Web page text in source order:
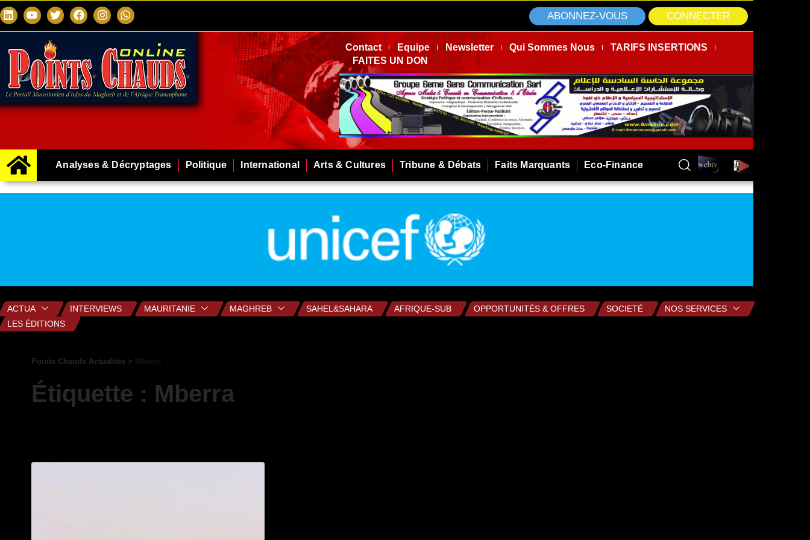
ABONNEZ-VOUS CONNECTER
Contact Equipe Newsletter Qui Sommes Nous
TARIFS INSERTIONS
FAITES UN DON
Analyses & Décryptages Politique International Arts & Cultures Tribune & Débats Faits Marquants Eco-Finance
ACTUA INTERVIEWS MAURITANIE MAGHREB SAHEL&SAHARA AFRIQUE-SUB OPPORTUNITÉS & OFFRES SOCIETÉ
NOS SERVICES
LES ÉDITIONS
Points Chauds Actualités >
Étiquette : Mberra